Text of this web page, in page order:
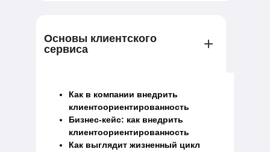
Основы клиентского
сервиса
Как в компании внедрить
клиентоориентированность
Бизнес-кейс: как внедрить
клиентоориентированность
Как выглядит жизненный цикл